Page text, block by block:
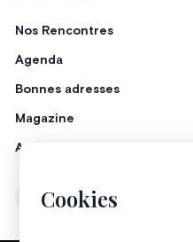
Cookies
Nos Rencontres
Agenda
Bonnes adresses
Magazine
Annonceurs
Instagram